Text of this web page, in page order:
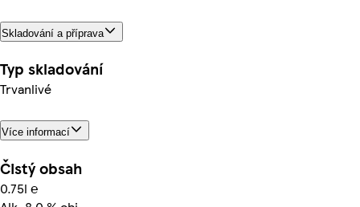
Skladování a příprava
Typ skladování
Trvanlivé
Více informací
Čistý obsah
0.75l ℮